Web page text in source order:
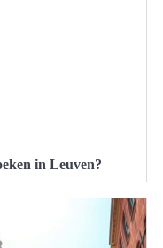
in Leuven?